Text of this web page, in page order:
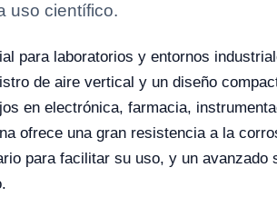
uso científico.
para laboratorios y entornos
de aire vertical y un diseño
en electrónica, farmacia,
ofrece una gran resistencia a la
para facilitar su uso, y un